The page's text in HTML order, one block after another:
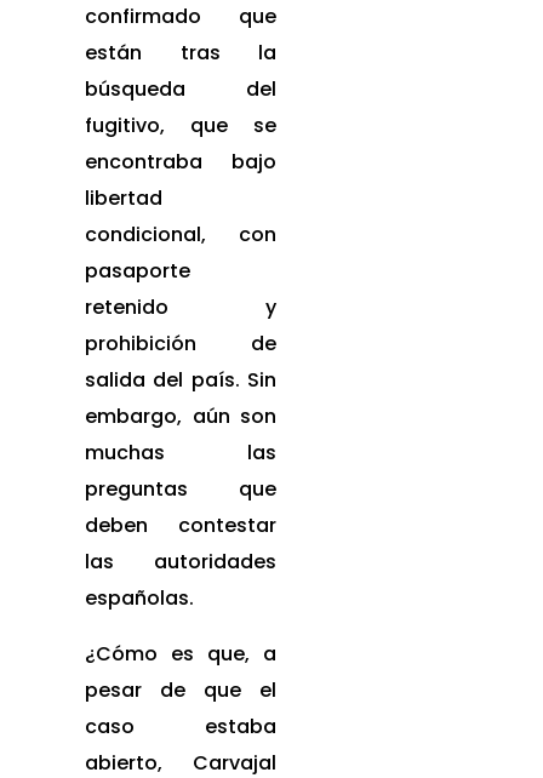
confirmado que
están tras la
búsqueda del
fugitivo, que se
encontraba bajo
libertad
condicional, con
pasaporte
retenido y
prohibición de
salida del país. Sin
embargo, aún son
muchas las
preguntas que
deben contestar
las autoridades
españolas.
¿Cómo es que, a
pesar de que el
caso estaba
abierto, Carvajal